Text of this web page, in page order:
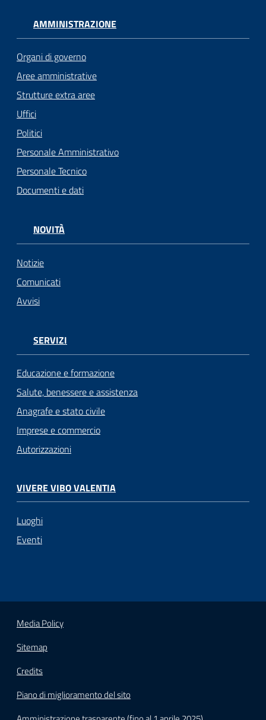
AMMINISTRAZIONE
Organi di governo
Aree amministrative
Strutture extra aree
Uffici
Politici
Personale Amministrativo
Personale Tecnico
Documenti e dati
NOVITÀ
Notizie
Comunicati
Avvisi
SERVIZI
Educazione e formazione
Salute, benessere e assistenza
Anagrafe e stato civile
Imprese e commercio
Autorizzazioni
VIVERE VIBO VALENTIA
Luoghi
Eventi
Media Policy
Sitemap
Credits
Piano di miglioramento del sito